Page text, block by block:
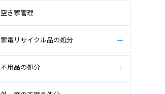
空き家管理
家電リサイクル品の処分
不用品の処分